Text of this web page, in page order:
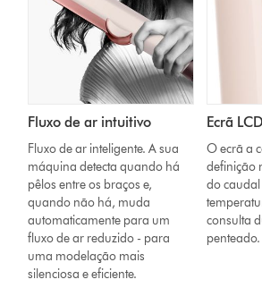
Fluxo de ar intuitivo
Fluxo de ar inteligente. A sua
máquina detecta quando há
pêlos entre os braços e,
quando não há, muda
automaticamente para um
fluxo de ar reduzido - para
uma modelação mais
silenciosa e eficiente.
Ecrã LCD
O ecrã a
definição
do caudal
consulta
penteado.